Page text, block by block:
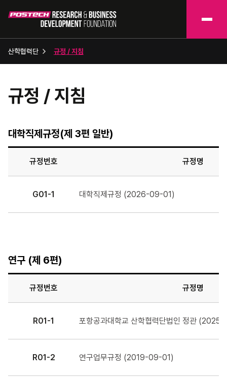
산학협력단 규정 / 지침
규정 / 지침
대학직제규정(제 3편 일반)
규정번호 규정명
G01-1 대학직제규정 (2026-09-01)
연구 (제 6편)
규정번호 규정명
R01-1 포항공과대학교 산학협력단법인 정관
R01-2 연구업무규정 (2019-09-01)